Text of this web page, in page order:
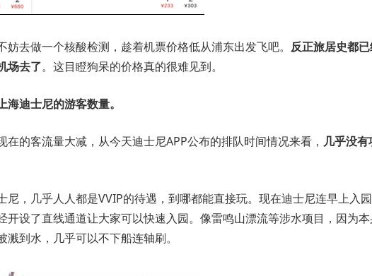
去做一个核酸检测，趁着机票价格低从浦东出发飞吧。 反正旅居史都
场去了。这目瞪狗呆的价格真的很难见到。
迪士尼的游客数量。
在的客流量大减，从今天迪士尼APP公布的排队时间情况来看， 几乎没有
尼，几乎人人都是VVIP的待遇，到哪都能直接玩。现在迪士尼连早上入
开设了直线通道让大家可以快速入园。像雷鸣山漂流等涉水项目，因为本
到水，几乎可以不下船连轴刷。